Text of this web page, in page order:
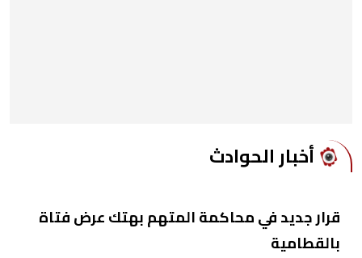
أخبار الحوادث
قرار جديد في محاكمة المتهم بهتك عرض فتاة
بالقطامية